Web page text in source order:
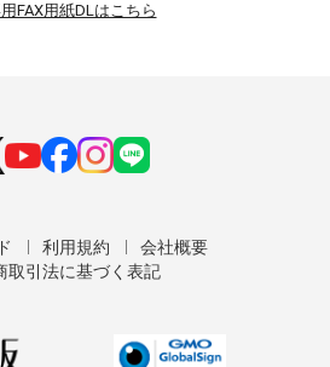
FAX用紙DLはこちら
利用規約
会社概要
取引法に基づく表記